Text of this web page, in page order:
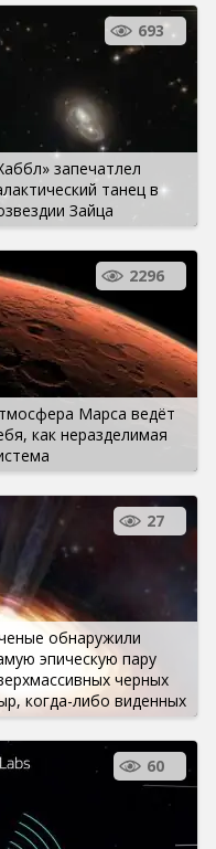
запечатлел
танец в
Зайца
693
Марса ведёт
как неразделимая
2296
обнаружили
эпическую пару
черных
когда-либо виденных
27
60